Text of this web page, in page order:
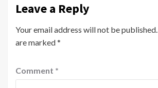
Leave a Reply
Your email address will not be published.
are marked*
Comment *